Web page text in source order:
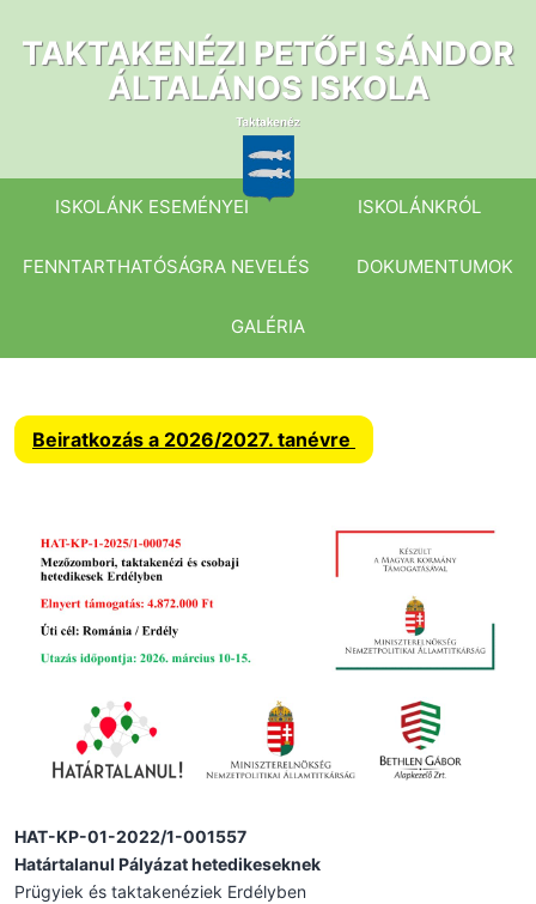
tartalomhoz
TAKTAKENÉZI PETŐFI SÁNDOR
ÁLTALÁNOS ISKOLA
ISKOLÁNK ESEMÉNYEI ISKOLÁNKRÓL
FENNTARTHATÓSÁGRA NEVELÉS DOKUMENTUMOK
GALÉRIA
Beiratkozás a 2026/2027. tanévre
HAT-KP-01-2022/1-001557
Határtalanul Pályázat hetedikeseknek
Prügyiek és taktakenéziek Erdélyben